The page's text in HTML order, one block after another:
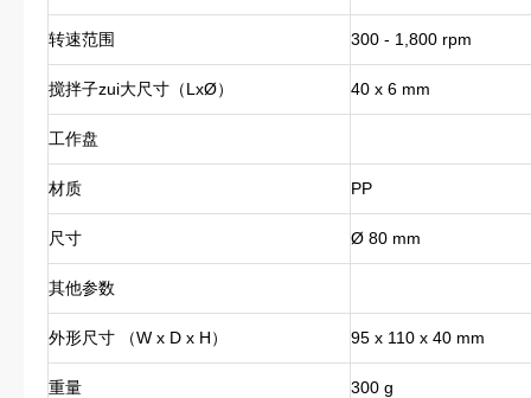
转速范围 300 - 1,800 rpm
搅拌子zui大尺寸（LxØ） 40 x 6 mm
工作盘
材质 PP
尺寸 Ø 80 mm
其他参数
外形尺寸 （W x D x H） 95 x 110 x 40 mm
重量 300 g